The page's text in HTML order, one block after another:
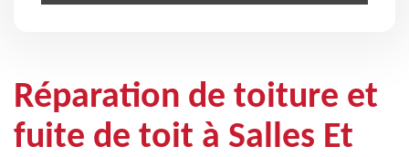
Réparation de toiture et
fuite de toit à Salles Et